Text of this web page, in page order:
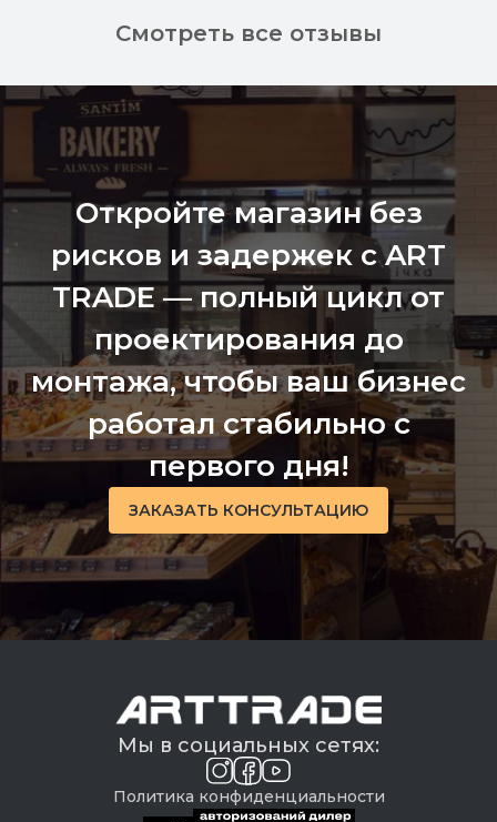
Смотреть все отзывы
Откройте магазин без
рисков и задержек с ART
TRADE — полный цикл от
проектирования до
монтажа, чтобы ваш бизнес
работал стабильно с
первого дня!
ЗАКАЗАТЬ КОНСУЛЬТАЦИЮ
Мы в социальных сетях:
Политика конфиденциальности